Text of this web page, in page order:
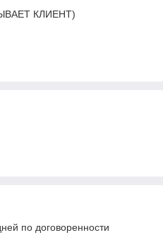
КЛИЕНТ)
по договоренности